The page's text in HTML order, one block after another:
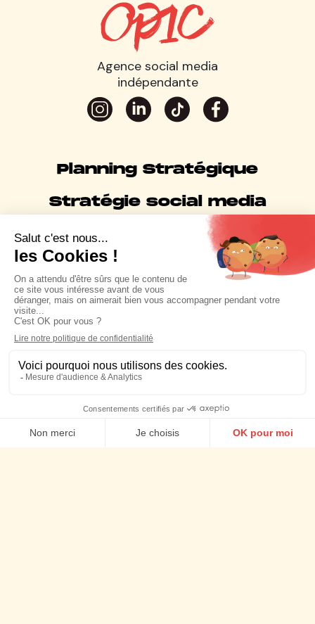
Agence social media
indépendante
Planning Stratégique
Stratégie social media
Social media management
Agence Social content
Agence d'Influence
Agence Social ads
Nos actus
Talents